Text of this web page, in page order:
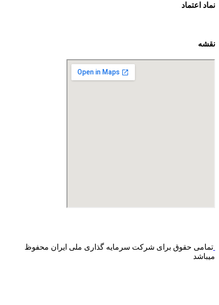
نماد اعتماد
نقشه
تمامی حقوق برای شرکت سرمایه گذاری ملی ایران محفوظ
میباشد